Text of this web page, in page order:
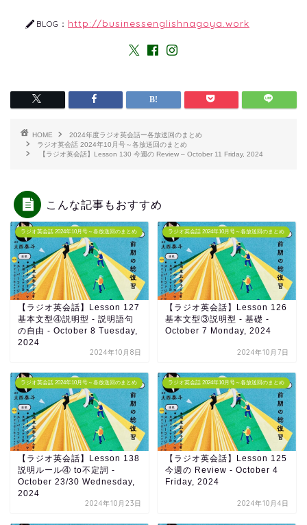
BLOG： http://businessenglishnagoya.work
HOME
2024年度ラジオ英会話ー各放送回のまとめ
ラジオ英会話 2024年10月号～各放送回のまとめ
【ラジオ英会話】Lesson 130 今週の Review – October 11 Friday, 2024
こんな記事もおすすめ
ラジオ英会話 2024年10月号～各放送回のまとめ
【ラジオ英会話】Lesson 127
基本文型④説明型 - 説明語句
の自由 - October 8 Tuesday,
2024
2024年10月8日
ラジオ英会話 2024年10月号～各放送回のまとめ
【ラジオ英会話】Lesson 126
基本文型③説明型 - 基礎 -
October 7 Monday, 2024
2024年10月7日
ラジオ英会話 2024年10月号～各放送回のまとめ
【ラジオ英会話】Lesson 138
説明ルール④ to不定詞 -
October 23/30 Wednesday,
2024
2024年10月23日
ラジオ英会話 2024年10月号～各放送回のまとめ
【ラジオ英会話】Lesson 125
今週の Review - October 4
Friday, 2024
2024年10月4日